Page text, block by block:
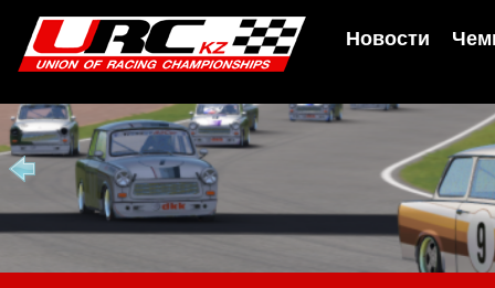
Новости